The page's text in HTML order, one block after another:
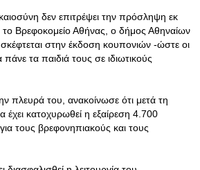
δεν επιτρέψει την πρόσληψη εκ
Βρεφοκομείο Αθήνας, ο δήμος Αθηναίων
στην έκδοση κουπονιών -ώστε οι
τα παιδιά τους σε ιδιωτικούς
πλευρά του, ανακοίνωσε ότι μετά τη
έχει κατοχυρωθεί η εξαίρεση 4.700
τους βρεφονηπιακούς και τους